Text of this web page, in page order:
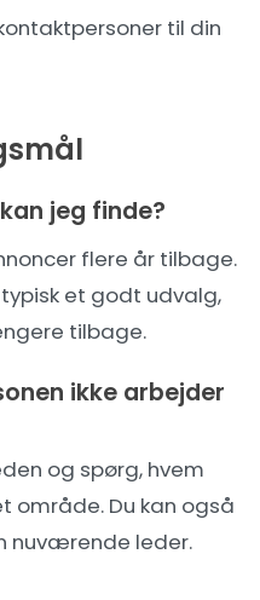
til din
jeg finde?
flere år tilbage.
et godt udvalg,
tilbage.
ikke arbejder
og spørg, hvem
område. Du kan også
nuværende leder.